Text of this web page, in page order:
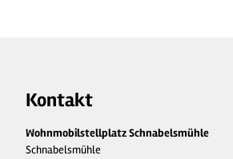
Kontakt
Wohnmobilstellplatz Schnabelsmühle
Schnabelsmühle